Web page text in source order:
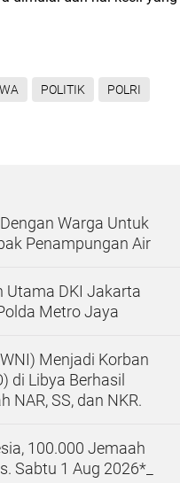
POLITIK POLRI
Warga Untuk
Penampungan Air
Utama DKI Jakarta
Metro Jaya
Menjadi Korban
di Libya Berhasil
NAR, SS, dan NKR.
100.000 Jemaah
Sabtu 1 Aug 2026*_